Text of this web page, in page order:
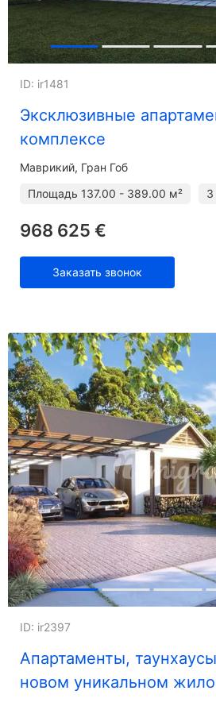
Шотландия
Испания
Эксклюзивные
комплексе
ID: ir1481
Маврикий, Гран Гоб
Площадь 137.00 - 389.00 м² 3
968 625 €
Заказать звонок
Апартаменты,
новом уникальном
ID: ir2397